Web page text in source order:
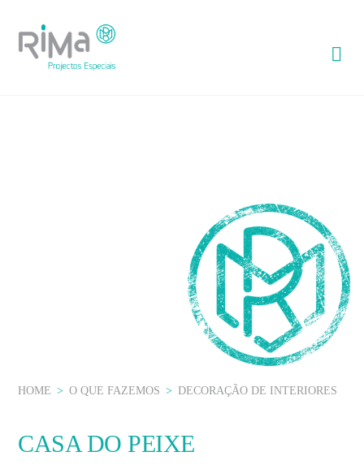
HOME > O QUE FAZEMOS > DECORAÇÃO DE INTERIORES
CASA DO PEIXE